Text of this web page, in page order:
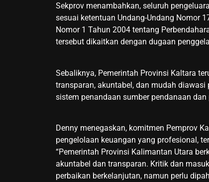
Sekprov menambahkan, seluruh
sesuai ketentuan Undang-Undang Nomor
Nomor 1 Tahun 2004 tentang
tersebut dikaitkan dengan dugaan
Sebaliknya, Pemerintah Provinsi Kaltara
transparan, akuntabel, dan mudah
sistem penandaan sumber pendanaan
Denny menegaskan, komitmen Pemprov
pengelolaan keuangan yang profesional,
“Pemerintah Provinsi Kalimantan Utara
akuntabel dan transparan. Kritik dan
perbaikan berkelanjutan, namun perlu